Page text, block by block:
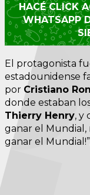
HACÉ CLICK
WHATSAPP
El protagonista
estadounidense
por Cristiano
donde estaban
Thierry Henry, y
ganar el Mundial,
ganar el